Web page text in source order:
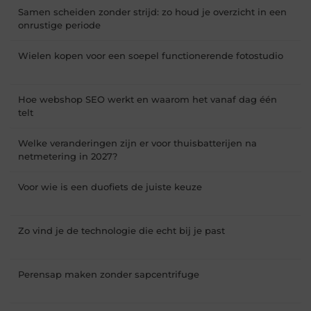
Samen scheiden zonder strijd: zo houd je overzicht in een
onrustige periode
Wielen kopen voor een soepel functionerende fotostudio
Hoe webshop SEO werkt en waarom het vanaf dag één
telt
Welke veranderingen zijn er voor thuisbatterijen na
netmetering in 2027?
Voor wie is een duofiets de juiste keuze
Zo vind je de technologie die echt bij je past
Perensap maken zonder sapcentrifuge